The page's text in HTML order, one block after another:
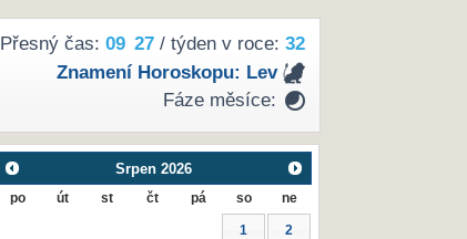
Přesný čas: 09 27/ týden v roce: 32
Znamení Horoskopu: Lev
Fáze měsíce:
Srpen 2026
po út st čt pá so ne
1 2